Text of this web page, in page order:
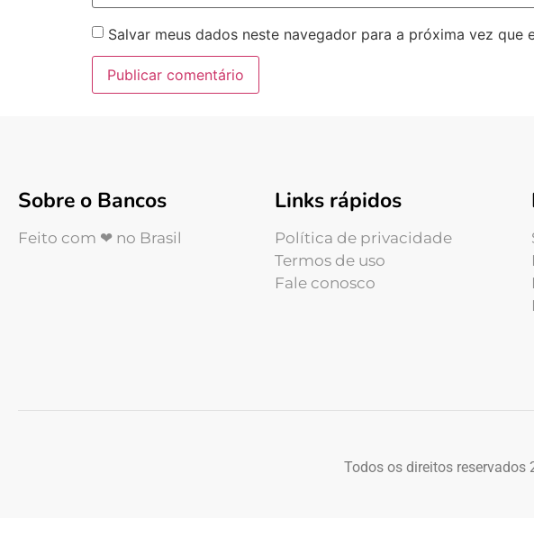
Salvar meus dados neste navegador para a próxima vez que
Sobre o Bancos
Feito com ❤ no Brasil
Links rápidos
Política de privacidade
Termos de uso
Fale conosco
Todos os direitos